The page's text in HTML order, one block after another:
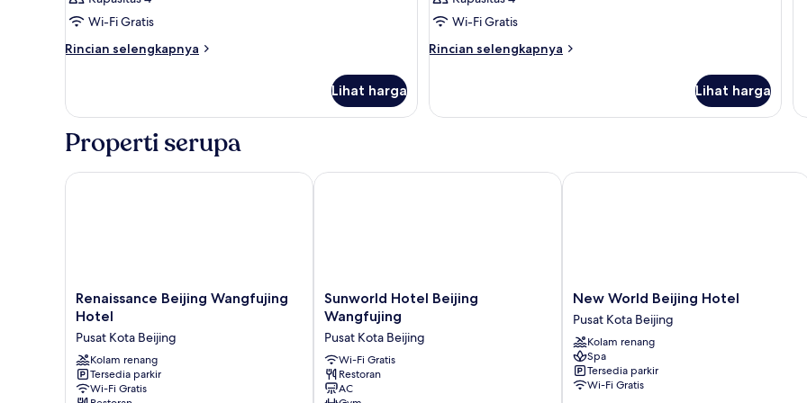
Wi-Fi Gratis
Rincian selengkapnya
Rincian
Kamar
Lihat harga
Wi-Fi Gratis
Rincian selengkapnya
Rincian
Kamar
Lihat harga
Properti serupa
Renaissance
Beijing
Hotel
Pusat
Kota
Beijing
Renaissance Beijing Wangfujing
Hotel
Pusat Kota Beijing
Kolam renang
Tersedia parkir
Wi-Fi Gratis
Renaissance Beijing Wangfujing Hotel
Sunworld
Hotel
Beijing
Wangfujing
Pusat
Kota
Beijing
Sunworld Hotel Beijing
Wangfujing
Pusat Kota Beijing
Wi-Fi Gratis
Restoran
AC
Sunworld Hotel Beijing Wangfujing
New
World
Beijing
Hotel
Pusat
Kota
Beijing
New World Beijing Hotel
Pusat Kota Beijing
Kolam renang
Spa
Tersedia parkir
Wi-Fi Gratis
New World Beijing Hotel